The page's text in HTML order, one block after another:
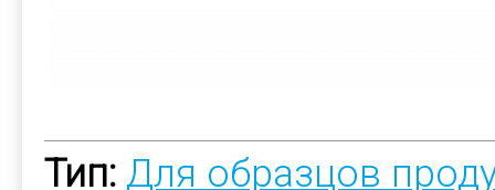
Тип: Для образцов